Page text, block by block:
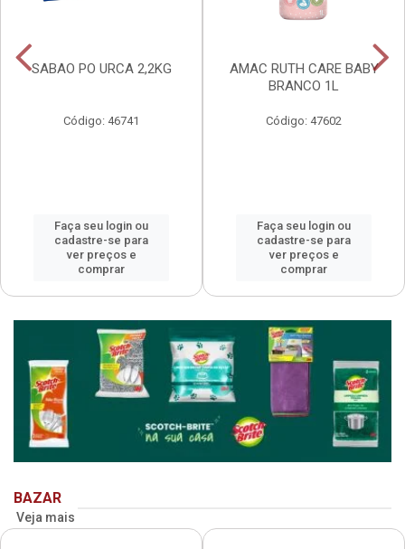
SABAO PO URCA 2,2KG
Código: 46741
Faça seu login ou
cadastre-se para
ver preços e
comprar
AMAC RUTH CARE BABY
BRANCO 1L
Código: 47602
Faça seu login ou
cadastre-se para
ver preços e
comprar
BAZAR
Veja mais